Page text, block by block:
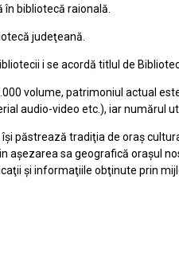
bibliotecă raională.
judeţeană.
i se acordă titlul de
volume, patrimoniul actual
audio-video etc.), iar numărul
păstrează tradiţia de oraş
aşezarea sa geografică oraşul
şi informaţiile obţinute prin